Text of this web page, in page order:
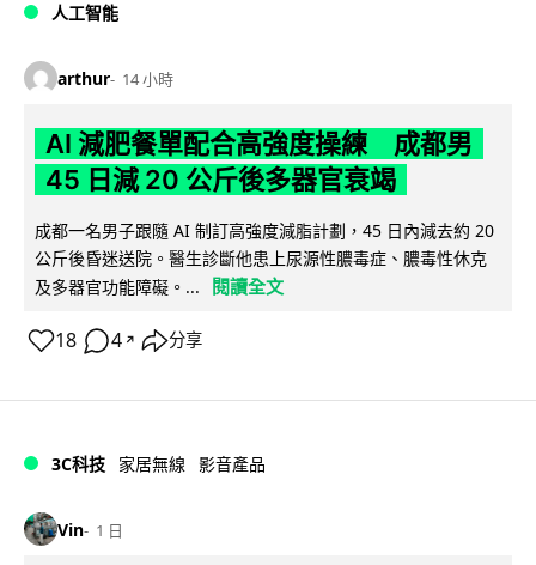
人工智能
arthur 14 小時
AI 減肥餐單配合高強度操練 成都男
45 日減 20 公斤後多器官衰竭
成都一名男子跟隨 AI 制訂高強度減脂計劃，45 日內減去約 20
公斤後昏迷送院。醫生診斷他患上尿源性膿毒症、膿毒性休克
及多器官功能障礙。...
閱讀全文
18 4 ↗ 分享
3C科技 家居無線 影音產品
Vin 1 日